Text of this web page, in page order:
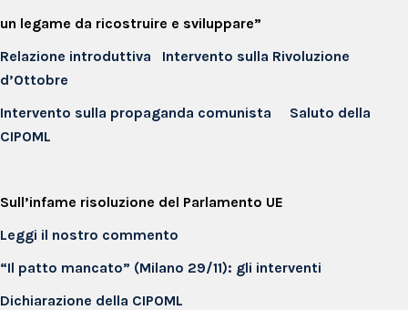
un legame da ricostruire e sviluppare”
Relazione introduttiva
Intervento sulla Rivoluzione
d’Ottobre
Intervento sulla propaganda comunista
Saluto della
CIPOML
Sull’infame risoluzione del Parlamento UE
Leggi il nostro commento
“Il patto mancato” (Milano 29/11): gli interventi
Dichiarazione della CIPOML